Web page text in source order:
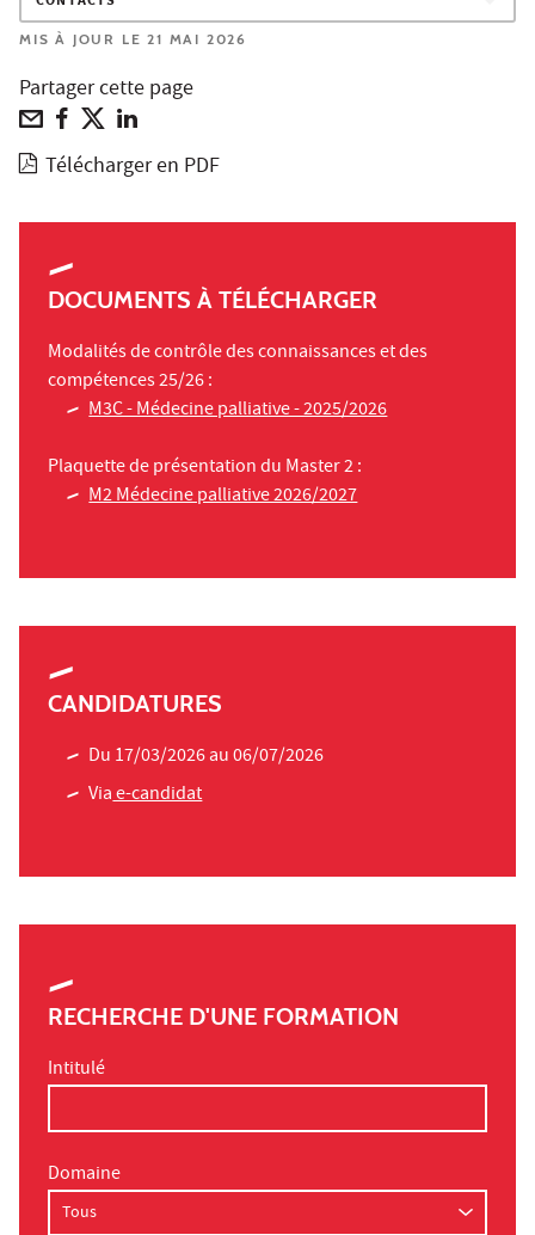
MIS À JOUR LE 21 MAI 2026
Partager cette page
Télécharger en PDF
DOCUMENTS À TÉLÉCHARGER
Modalités de contrôle des connaissances et des
compétences 25/26 :
M3C - Médecine palliative - 2025/2026
Plaquette de présentation du Master 2 :
M2 Médecine palliative 2026/2027
CANDIDATURES
Du 17/03/2026 au 06/07/2026
Viae-candidat
RECHERCHE D'UNE FORMATION
Intitulé
Domaine